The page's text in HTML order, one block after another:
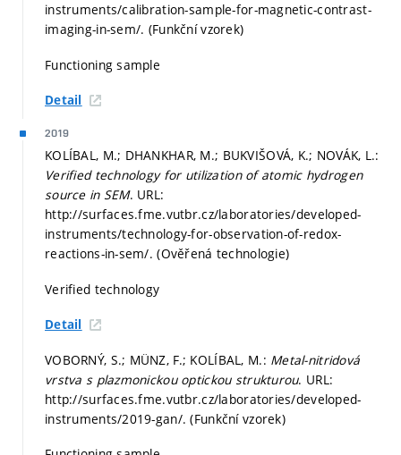
instruments/calibration-sample-for-magnetic-contrast-
imaging-in-sem/. (Funkční vzorek)
Functioning sample
Detail
2019
KOLÍBAL, M.; DHANKHAR, M.; BUKVIŠOVÁ, K.; NOVÁK, L.:
Verified technology for utilization of atomic hydrogen
source in SEM. URL:
http://surfaces.fme.vutbr.cz/laboratories/developed-
instruments/technology-for-observation-of-redox-
reactions-in-sem/. (Ověřená technologie)
Verified technology
Detail
VOBORNÝ, S.; MÜNZ, F.; KOLÍBAL, M.: Metal-nitridová
vrstva s plazmonickou optickou strukturou. URL:
http://surfaces.fme.vutbr.cz/laboratories/developed-
instruments/2019-gan/. (Funkční vzorek)